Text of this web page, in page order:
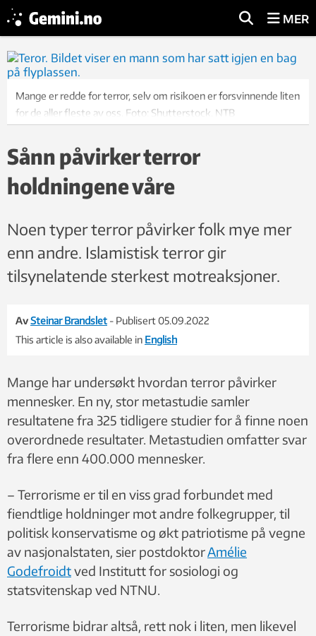
MER
Mange er redde for terror, selv om risikoen er forsvinnende liten
for de aller fleste av oss. Foto: Shutterstock, NTB
Sånn påvirker terror
holdningene våre
Noen typer terror påvirker folk mye mer
enn andre. Islamistisk terror gir
tilsynelatende sterkest motreaksjoner.
AvSteinar Brandslet - Publisert 05.09.2022
This article is also available in English
Mange har undersøkt hvordan terror påvirker
mennesker. En ny, stor metastudie samler
resultatene fra 325 tidligere studier for å finne noen
overordnede resultater. Metastudien omfatter svar
fra flere enn 400.000 mennesker.
– Terrorisme er til en viss grad forbundet med
fiendtlige holdninger mot andre folkegrupper, til
politisk konservatisme og økt patriotisme på vegne
av nasjonalstaten, sier postdoktorAmélie
Godefroidtved Institutt for sosiologi og
statsvitenskap ved NTNU.
Terrorisme bidrar altså, rett nok i liten, men likevel